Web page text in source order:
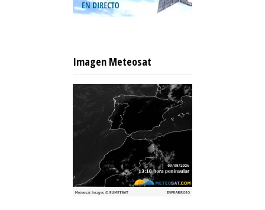
Imagen Meteosat